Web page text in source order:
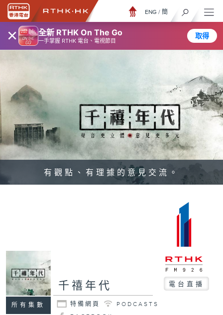
× 全新 RTHK On The Go
一手掌握 RTHK 電台、電視節目
取得
ENG / 簡
有觀點、有理據的意見交流。
所有集數
千禧年代 電台直播
特備網頁
PODCASTS